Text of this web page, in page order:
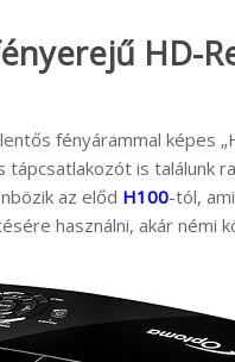
HD-
fényárammal képes
is találunk
az előd H100-tól,
használni, akár némi